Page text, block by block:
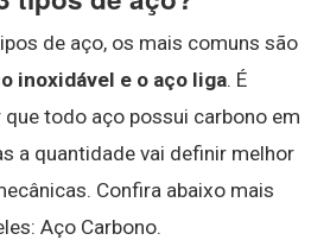
de aço, os mais comuns são
inoxidável e o aço liga. É
todo aço possui carbono em
a quantidade vai definir melhor
Confira abaixo mais
Aço Carbono.